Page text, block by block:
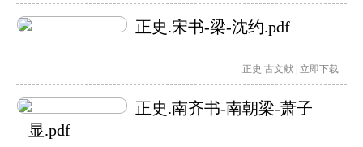
正史.宋书-梁-沈约.pdf
正史 古文献 立即下载
正史.南齐书-南朝梁-萧子
显.pdf